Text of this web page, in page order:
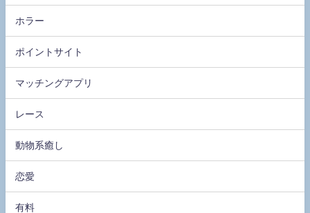
ホラー
ポイントサイト
マッチングアプリ
レース
動物系癒し
恋愛
有料